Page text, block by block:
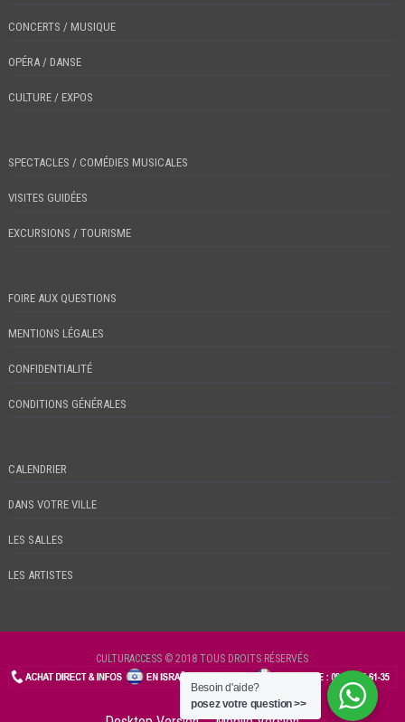
CONCERTS / MUSIQUE
OPÉRA / DANSE
CULTURE / EXPOS
SPECTACLES / COMÉDIES MUSICALES
VISITES GUIDÉES
EXCURSIONS / TOURISME
FOIRE AUX QUESTIONS
MENTIONS LÉGALES
CONFIDENTIALITÉ
CONDITIONS GÉNÉRALES
CALENDRIER
DANS VOTRE VILLE
LES SALLES
LES ARTISTES
CULTURACCESS © 2018 TOUS DROITS RÉSERVÉS
CHECKIN
Besoin d'aide?
posez votre question >>